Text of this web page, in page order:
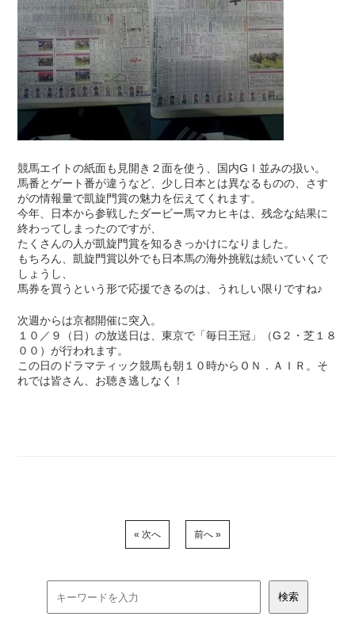
競馬エイトの紙面も見開き２面を使う、国内GⅠ並みの扱い。
馬番とゲート番が違うなど、少し日本とは異なるものの、さす
がの情報量で凱旋門賞の魅力を伝えてくれます。
今年、日本から参戦したダービー馬マカヒキは、残念な結果に
終わってしまったのですが、
たくさんの人が凱旋門賞を知るきっかけになりました。
もちろん、凱旋門賞以外でも日本馬の海外挑戦は続いていくで
しょうし、
馬券を買うという形で応援できるのは、うれしい限りですね♪
次週からは京都開催に突入。
１０／９（日）の放送日は、東京で「毎日王冠」（G２・芝１８
００）が行われます。
この日のドラマティック競馬も朝１０時からＯＮ．ＡＩＲ。そ
れでは皆さん、お聴き逃しなく！
« 次へ 前へ »